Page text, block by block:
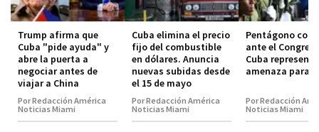
Trump afirma que
Cuba "pide ayuda" y
abre la puerta a
negociar antes de
viajar a China
Por Redacción América
Noticias Miami
Cuba elimina el precio
fijo del combustible
en dólares. Anuncia
nuevas subidas desde
el 15 de mayo
Por Redacción América
Noticias Miami
Pentágono
ante el
Cuba
amenaza para
Por Redacción
Noticias Miami